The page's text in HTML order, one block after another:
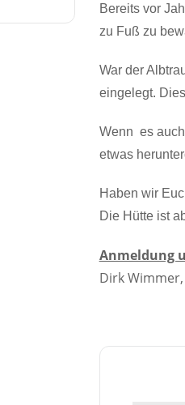
Bereits vor
zu Fuß zu
War der
eingelegt.
Wenn es
etwas
Haben wir
Die Hütte ist
Anmeldung
Dirk